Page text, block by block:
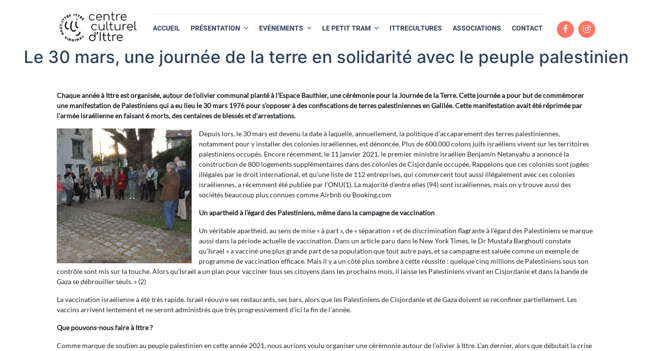
ACCUEIL PRÉSENTATION EVÉNEMENTS LE PETIT TRAM ITTRECULTURES ASSOCIATIONS CONTACT
Le 30 mars, une journée de la terre en solidarité avec le peuple palestinien
Chaque année à Ittre est organisée, autour de l’olivier communal planté à l’Espace Bauthier, une cérémonie pour la Journée de la Terre. Cette journée a pour but de commémorer
une manifestation de Palestiniens qui a eu lieu le 30 mars 1976 pour s’opposer à des confiscations de terres palestiniennes en Galilée. Cette manifestation avait été réprimée par
l’armée israélienne en faisant 6 morts, des centaines de blessés et d’arrestations.
Depuis lors, le 30 mars est devenu la date à laquelle, annuellement, la politique d’accaparement des terres palestiniennes,
notamment pour y installer des colonies israéliennes, est dénoncée. Plus de 600.000 colons juifs israéliens vivent sur les territoires
palestiniens occupés. Encore récemment, le 11 janvier 2021, le premier ministre israélien Benjamin Netanyahu a annoncé la
construction de 800 logements supplémentaires dans des colonies de Cisjordanie occupée. Rappelons que ces colonies sont jugées
illégales par le droit international, et qu’une liste de 112 entreprises, qui commercent tout aussi illégalement avec ces colonies
israéliennes, a récemment été publiée par l’ONU(1). La majorité d’entre elles (94) sont israéliennes, mais on y trouve aussi des
sociétés beaucoup plus connues comme Airbnb ou Booking.com
Un apartheid à l’égard des Palestiniens, même dans la campagne de vaccination
Un véritable apartheid, au sens de mise « à part », de « séparation » et de discrimination flagrante à l’égard des Palestiniens se marque
aussi dans la période actuelle de vaccination. Dans un article paru dans le New York Times, le Dr Mustafa Barghouti constate
qu’Israël « a vacciné une plus grande part de sa population que tout autre pays, et sa campagne est saluée comme un exemple de
programme de vaccination efficace. Mais il y a un côté plus sombre à cette réussite : quelque cinq millions de Palestiniens sous son
contrôle sont mis sur la touche. Alors qu’Israël a un plan pour vacciner tous ses citoyens dans les prochains mois, il laisse les Palestiniens vivant en Cisjordanie et dans la bande de
Gaza se débrouiller seuls. » (2)
La vaccination israélienne a été très rapide. Israël réouvre ses restaurants, ses bars, alors que les Palestiniens de Cisjordanie et de Gaza doivent se reconfiner partiellement. Les
vaccins arrivent lentement et ne seront administrés que très progressivement d’ici la fin de l’année.
Que pouvons-nous faire à Ittre ?
Comme marque de soutien au peuple palestinien en cette année 2021, nous aurions voulu organiser une cérémonie autour de l’olivier à Ittre. L’an dernier, alors que débutait la crise